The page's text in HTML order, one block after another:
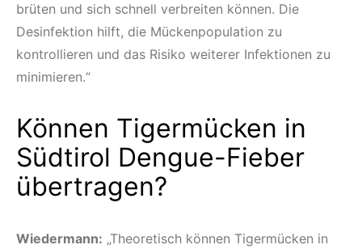
brüten und sich schnell verbreiten können. Die
Desinfektion hilft, die Mückenpopulation zu
kontrollieren und das Risiko weiterer Infektionen zu
minimieren.“
Können Tigermücken in
Südtirol Dengue-Fieber
übertragen?
Wiedermann: „Theoretisch können Tigermücken in